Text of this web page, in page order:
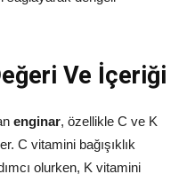
Ve İçeriği
enginar, özellikle C ve K
C vitamini bağışıklık
olurken, K vitamini